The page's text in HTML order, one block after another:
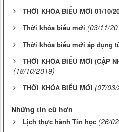
THỜI KHÓA BIỂU MỚI 01/10/
Thời khóa biểu mới (03/11/
Thời khóa biểu mới áp dụng
THỜI KHÓA BIỂU MỚI (CẬP
(18/10/2019)
THỜI KHÓA BIỂU MỚI (07/
Những tin cũ hơn
Lịch thực hành Tin học (26/